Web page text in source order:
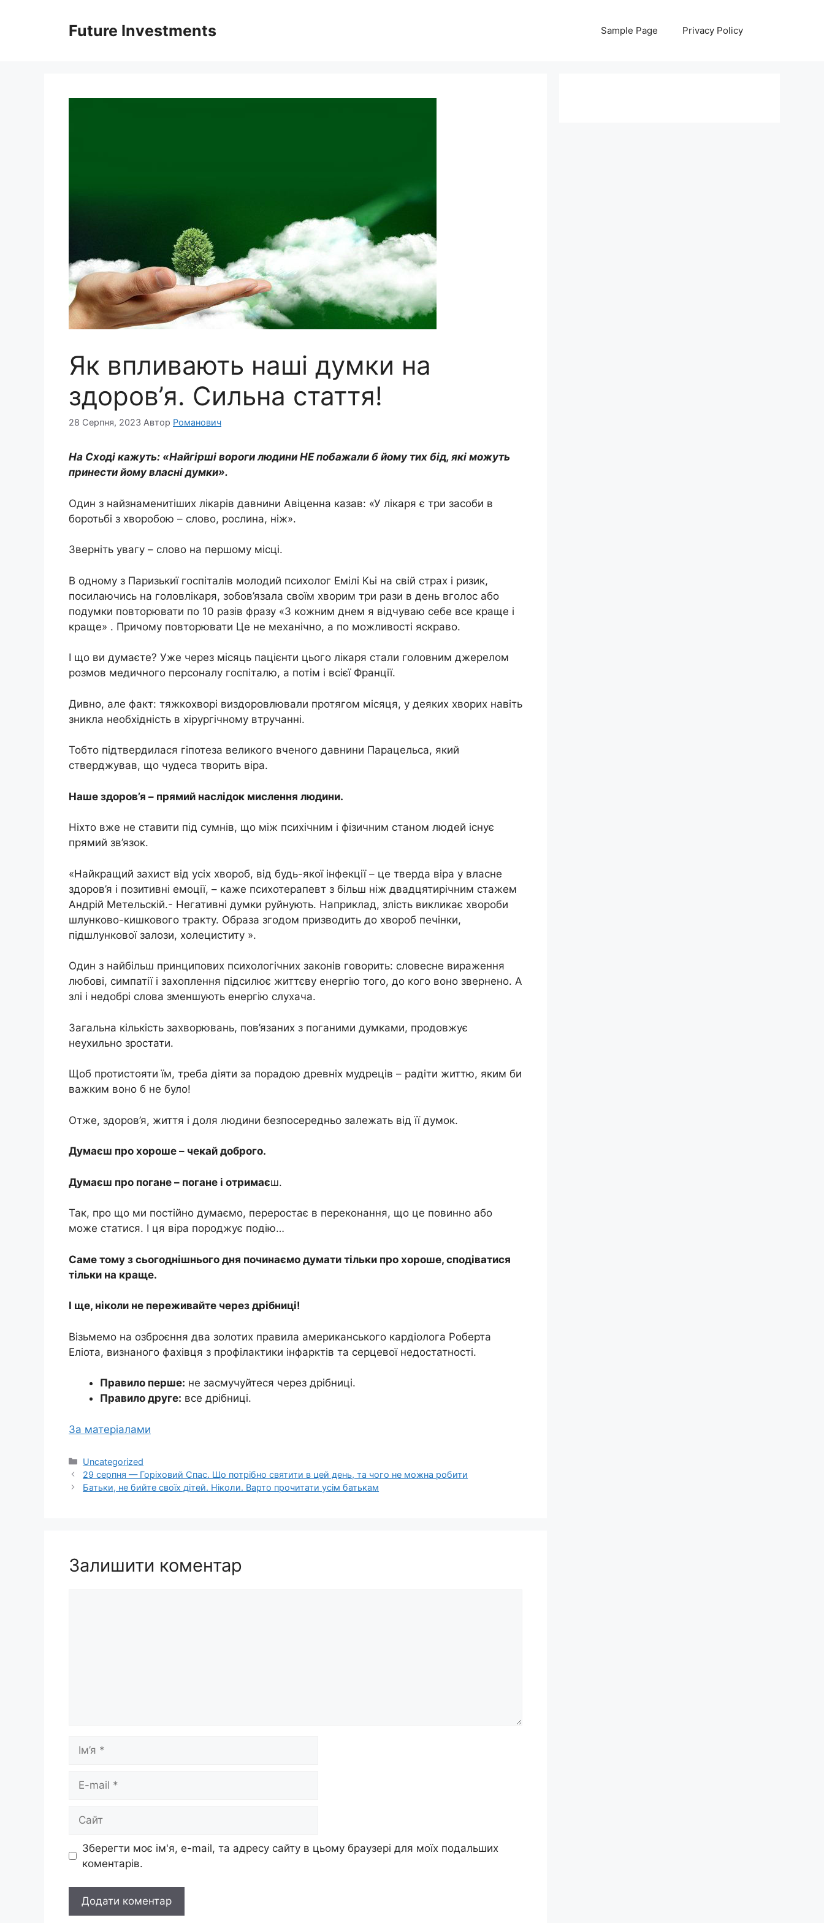
Future Investments Sample Page Privacy Policy
Як впливають наші думки на
здоров’я. Сильна стаття!
28 Серпня, 2023 Автор Романович
На Сході кажуть: «Найгірші вороги людини НЕ побажали б йому тих бід, які можуть
принести йому власні думки».
Один з найзнаменитіших лікарів давнини Авіценна казав: «У лікаря є три засоби в
боротьбі з хворобою – слово, рослина, ніж».
Зверніть увагу – слово на першому місці.
В одному з Паризькиї госпіталів молодий психолог Емілі Кьі на свій страх і ризик,
посилаючись на головлікаря, зобов’язала своїм хворим три рази в день вголос або
подумки повторювати по 10 разів фразу «З кожним днем ​​я відчуваю себе все краще і
краще» . Причому повторювати Це не механічно, а по можливості яскраво.
І що ви думаєте? Уже через місяць пацієнти цього лікаря стали головним джерелом
розмов медичного персоналу госпіталю, а потім і всієї Франції.
Дивно, але факт: тяжкохворі виздоровлювали протягом місяця, у деяких хворих навіть
зникла необхідність в хірургічному втручанні.
Тобто підтвердилася гіпотеза великого вченого давнини Парацельса, який
стверджував, що чудеса творить віра.
Наше здоров’я – прямий наслідок мислення людини.
Ніхто вже не ставити під сумнів, що між психічним і фізичним станом людей існує
прямий зв’язок.
«Найкращий захист від усіх хвороб, від будь-якої інфекції – це тверда віра у власне
здоров’я і позитивні емоції, – каже психотерапевт з більш ніж двадцятирічним стажем
Андрій Метельскій.- Негативні думки руйнують. Наприклад, злість викликає хвороби
шлунково-кишкового тракту. Образа згодом призводить до хвороб печінки,
підшлункової залози, холециститу ».
Один з найбільш принципових психологічних законів говорить: словесне вираження
любові, симпатії і захоплення підсилює життєву енергію того, до кого воно звернено. А
злі і недобрі слова зменшують енергію слухача.
Загальна кількість захворювань, пов’язаних з поганими думками, продовжує
неухильно зростати.
Щоб протистояти їм, треба діяти за порадою древніх мудреців – радіти життю, яким би
важким воно б не було!
Отже, здоров’я, життя і доля людини безпосередньо залежать від її думок.
Думаєш про хороше – чекай доброго.
Думаєш про погане – погане і отримаєш.
Так, про що ми постійно думаємо, переростає в переконання, що це повинно або
може статися. І ця віра породжує подію…
Саме тому з сьогоднішнього дня починаємо думати тільки про хороше, сподіватися
тільки на краще.
І ще, ніколи не переживайте через дрібниці!
Візьмемо на озброєння два золотих правила американського кардіолога Роберта
Еліота, визнаного фахівця з профілактики інфарктів та серцевої недостатності.
Правило перше: не засмучуйтеся через дрібниці.
Правило друге: все дрібниці.
За матеріалами
Категорії
Uncategorized
29 серпня — Горіховий Спас. Що потрібно святити в цей день, та чого не можна робити
Батьки, не бийте своїх дітей. Ніколи. Варто прочитати усім батькам
Залишити коментар
mail
Зберегти моє ім'я, e-mail, та адресу сайту в цьому браузері для моїх подальших
коментарів.